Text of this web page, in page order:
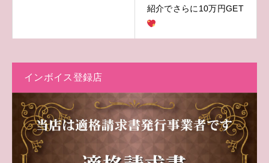
紹介でさらに10万円GET
インボイス登録店